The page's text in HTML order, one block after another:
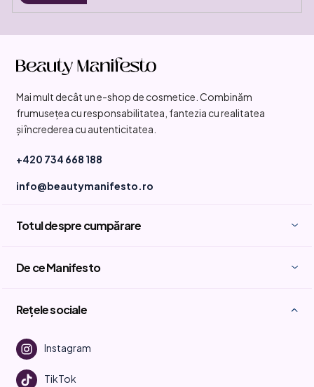
Mai mult decât un e-shop de cosmetice. Combinăm
frumusețea cu responsabilitatea, fantezia cu realitatea
și încrederea cu autenticitatea.
+420 734 668 188
info@beautymanifesto.ro
Totul despre cumpărare
De ce Manifesto
Rețele sociale
Instagram
TikTok